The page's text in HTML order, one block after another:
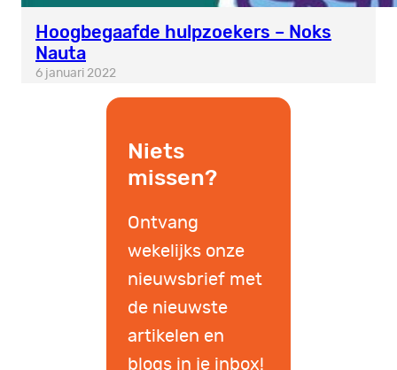
Hoogbegaafde hulpzoekers – Noks
Nauta
6 januari 2022
Niets
missen?
Ontvang
wekelijks onze
nieuwsbrief met
de nieuwste
artikelen en
blogs in je inbox!